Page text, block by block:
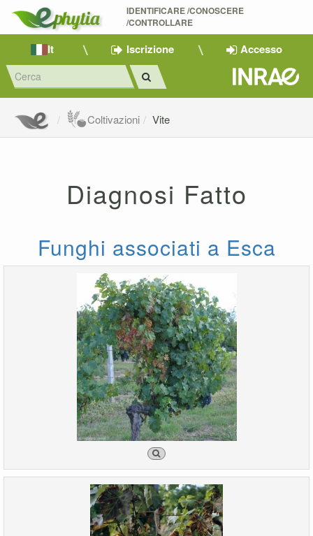
IDENTIFICARE /CONOSCERE
/CONTROLLARE
It Iscrizione Accesso
Coltivazioni Vite
Diagnosi Fatto
Funghi associati a Esca